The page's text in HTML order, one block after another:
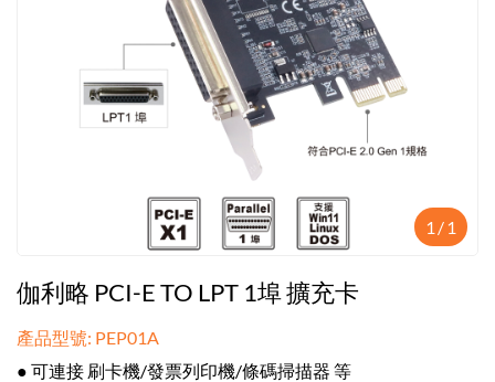
1 /1
伽利略 PCI-E TO LPT 1埠 擴充卡
產品型號: PEP01A
● 可連接 刷卡機/發票列印機/條碼掃描器 等